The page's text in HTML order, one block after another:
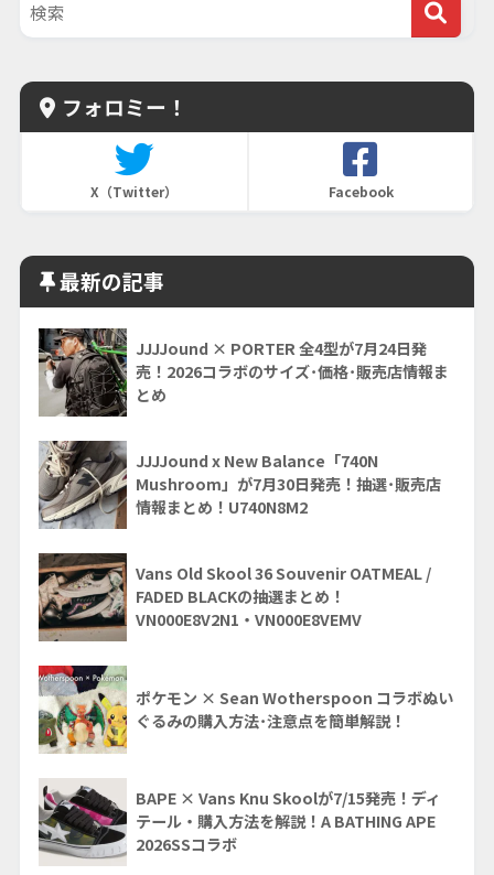
フォロミー！
X（Twitter） Facebook
最新の記事
JJJJound × PORTER 全4型が7月24日発
売！2026コラボのサイズ･価格･販売店情報ま
とめ
JJJJound x New Balance「740N
Mushroom」が7月30日発売！抽選･販売店
情報まとめ！U740N8M2
Vans Old Skool 36 Souvenir OATMEAL /
FADED BLACKの抽選まとめ！
VN000E8V2N1・VN000E8VEMV
ポケモン × Sean Wotherspoon コラボぬい
ぐるみの購入方法･注意点を簡単解説！
BAPE × Vans Knu Skoolが7/15発売！ディ
テール・購入方法を解説！A BATHING APE
2026SSコラボ